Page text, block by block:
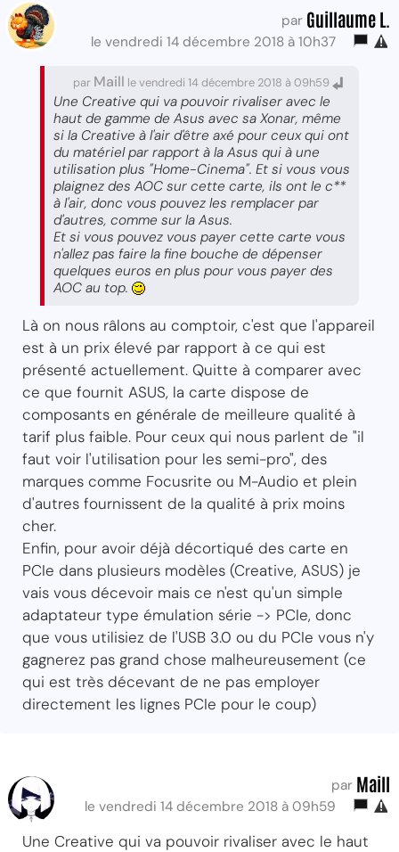
par Guillaume L.
le vendredi 14 décembre 2018 à 10h37
par Maill le vendredi 14 décembre 2018 à 09h59
Une Creative qui va pouvoir rivaliser avec le
haut de gamme de Asus avec sa Xonar, même
si la Creative à l'air d'être axé pour ceux qui ont
du matériel par rapport à la Asus qui à une
utilisation plus "Home-Cinema". Et si vous vous
plaignez des AOC sur cette carte, ils ont le c**
à l'air, donc vous pouvez les remplacer par
d'autres, comme sur la Asus.
Et si vous pouvez vous payer cette carte vous
n'allez pas faire la fine bouche de dépenser
quelques euros en plus pour vous payer des
AOC au top.
Là on nous râlons au comptoir, c'est que l'appareil
est à un prix élevé par rapport à ce qui est
présenté actuellement. Quitte à comparer avec
ce que fournit ASUS, la carte dispose de
composants en générale de meilleure qualité à
tarif plus faible. Pour ceux qui nous parlent de "il
faut voir l'utilisation pour les semi-pro", des
marques comme Focusrite ou M-Audio et plein
d'autres fournissent de la qualité à prix moins
cher.
Enfin, pour avoir déjà décortiqué des carte en
PCIe dans plusieurs modèles (Creative, ASUS) je
vais vous décevoir mais ce n'est qu'un simple
adaptateur type émulation série -> PCIe, donc
que vous utilisiez de l'USB 3.0 ou du PCIe vous n'y
gagnerez pas grand chose malheureusement (ce
qui est très décevant de ne pas employer
directement les lignes PCIe pour le coup)
par Maill
le vendredi 14 décembre 2018 à 09h59
Une Creative qui va pouvoir rivaliser avec le haut